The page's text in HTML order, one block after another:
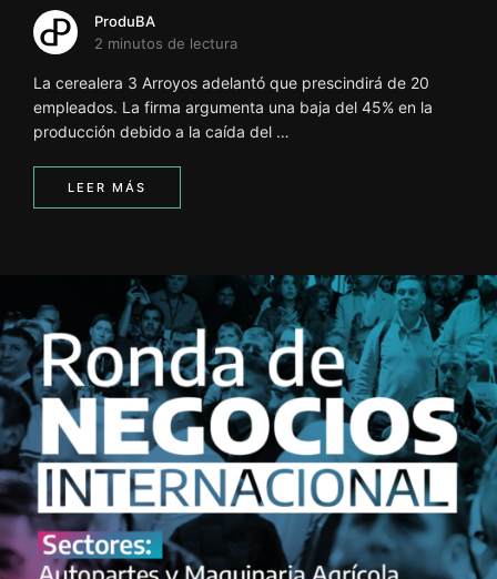
ProduBA
2 minutos de lectura
La cerealera 3 Arroyos adelantó que prescindirá de 20
empleados. La firma argumenta una baja del 45% en la
producción debido a la caída del …
LEER MÁS